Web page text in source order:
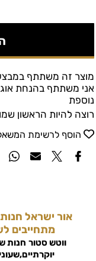
מוצר זה משתתף
אני משתתף בהנחת
נוספת
רוצה להיות הראשון
הוסף לרשימת
אור ישראל
מתחייבים
ווטש סטור חנות